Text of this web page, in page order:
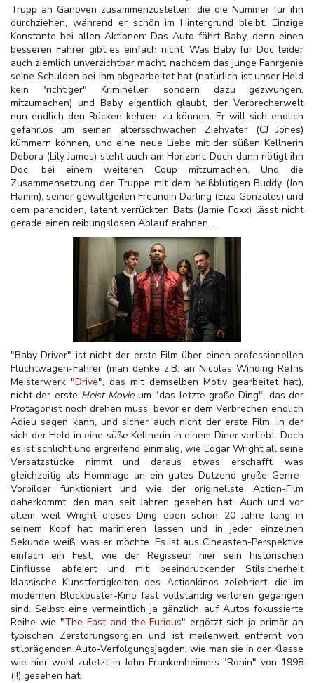
Trupp an Ganoven zusammenzustellen, die die Nummer für ihn
durchziehen, während er schön im Hintergrund bleibt. Einzige
Konstante bei allen Aktionen: Das Auto fährt Baby, denn einen
besseren Fahrer gibt es einfach nicht. Was Baby für Doc leider
auch ziemlich unverzichtbar macht, nachdem das junge Fahrgenie
seine Schulden bei ihm abgearbeitet hat (natürlich ist unser Held
kein "richtiger" Krimineller, sondern dazu gezwungen,
mitzumachen) und Baby eigentlich glaubt, der Verbrecherwelt
nun endlich den Rücken kehren zu können. Er will sich endlich
gefahrlos um seinen altersschwachen Ziehvater (CJ Jones)
kümmern können, und eine neue Liebe mit der süßen Kellnerin
Debora (Lily James) steht auch am Horizont. Doch dann nötigt ihn
Doc, bei einem weiteren Coup mitzumachen. Und die
Zusammensetzung der Truppe mit dem heißblütigen Buddy (Jon
Hamm), seiner gewaltgeilen Freundin Darling (Eiza Gonzales) und
dem paranoiden, latent verrückten Bats (Jamie Foxx) lässt nicht
gerade einen reibungslosen Ablauf erahnen...
"Baby Driver" ist nicht der erste Film über einen professionellen
Fluchtwagen-Fahrer (man denke z.B. an Nicolas Winding Refns
Meisterwerk "Drive", das mit demselben Motiv gearbeitet hat),
nicht der erste Heist Movieum "das letzte große Ding", das der
Protagonist noch drehen muss, bevor er dem Verbrechen endlich
Adieu sagen kann, und sicher auch nicht der erste Film, in der
sich der Held in eine süße Kellnerin in einem Diner verliebt. Doch
es ist schlicht und ergreifend einmalig, wie Edgar Wright all seine
Versatzstücke nimmt und daraus etwas erschafft, was
gleichzeitig als Hommage an ein gutes Dutzend große Genre-
Vorbilder funktioniert und wie der originellste Action-Film
daherkommt, den man seit Jahren gesehen hat. Auch und vor
allem weil Wright dieses Ding eben schon 20 Jahre lang in
seinem Kopf hat marinieren lassen und in jeder einzelnen
Sekunde weiß, was er möchte. Es ist aus Cineasten-Perspektive
einfach ein Fest, wie der Regisseur hier sein historischen
Einflüsse abfeiert und mit beeindruckender Stilsicherheit
klassische Kunstfertigkeiten des Actionkinos zelebriert, die im
modernen Blockbuster-Kino fast vollständig verloren gegangen
sind. Selbst eine vermeintlich ja gänzlich auf Autos fokussierte
Reihe wie "The Fast and the Furious" ergötzt sich ja primär an
typischen Zerstörungsorgien und ist meilenweit entfernt von
stilprägenden Auto-Verfolgungsjagden, wie man sie in der Klasse
wie hier wohl zuletzt in John Frankenheimers "Ronin" von 1998
(!!) gesehen hat.